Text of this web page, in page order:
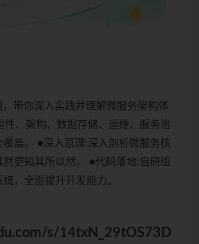
带你深入实践并理解微服务架构体
件、架构、数据存储、运维、服务治
覆盖。 ●深入原理:深入剖析微服务核
更知其所以然。 ●代码落地:自研组
，全面提升开发能力。
s/14txN_29tOS73D